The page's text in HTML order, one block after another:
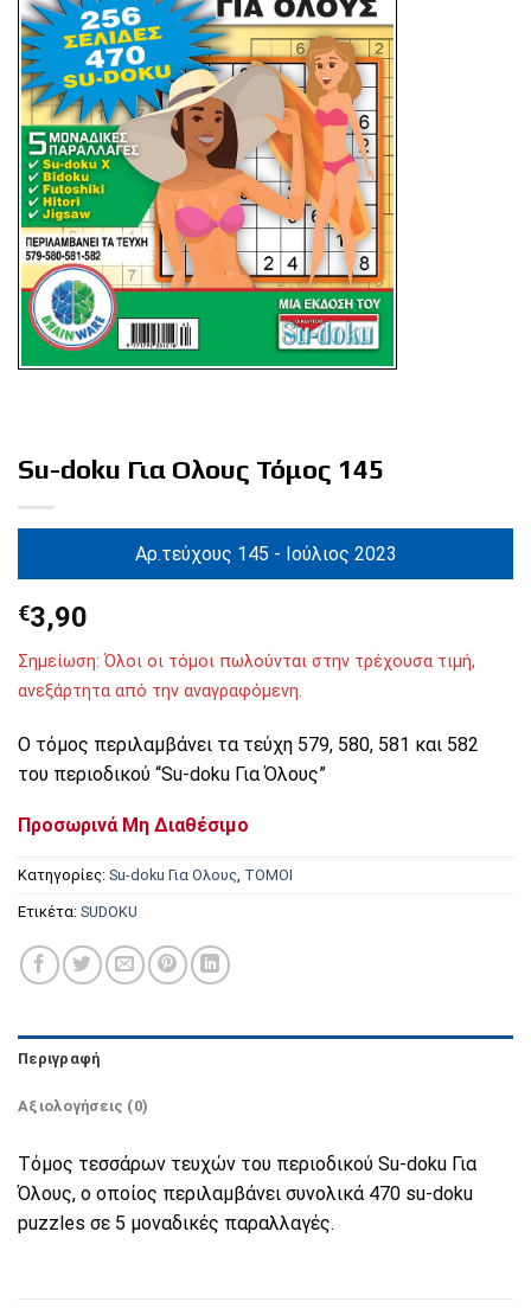
Su-doku Για Ολους Τόμος 145
Αρ.τεύχους 145 - Ιούλιος 2023
€3,90
Σημείωση: Όλοι οι τόμοι πωλούνται στην τρέχουσα τιμή,
ανεξάρτητα από την αναγραφόμενη.
Ο τόμος περιλαμβάνει τα τεύχη 579, 580, 581 και 582
του περιοδικού “Su-doku Για Όλους”
Προσωρινά Μη Διαθέσιμο
Κατηγορίες: Su-doku Για Ολους, ΤΟΜΟΙ
Ετικέτα: SUDOKU
Περιγραφή
Αξιολογήσεις (0)
Τόμος τεσσάρων τευχών του περιοδικού Su-doku Για
Όλους, ο οποίος περιλαμβάνει συνολικά 470 su-doku
puzzles σε 5 μοναδικές παραλλαγές.